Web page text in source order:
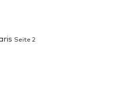
Seite 2